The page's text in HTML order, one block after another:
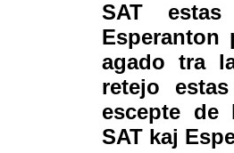
SAT
agado tra
retejo
escepte
SAT kaj